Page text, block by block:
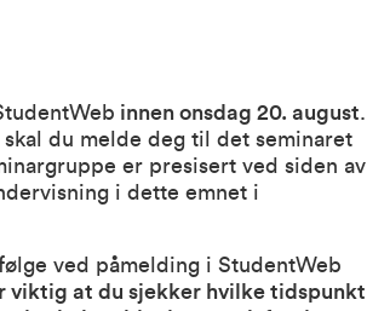
innen onsdag 20. august.
du melde deg til det seminaret
er presisert ved siden av
i dette emnet i
ved påmelding i StudentWeb
viktig at du sjekker hvilke tidspunkt